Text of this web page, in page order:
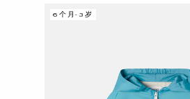
6个月-3岁